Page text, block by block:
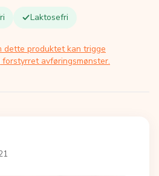
Laktosefri
dette produktet kan trigge
avføringsmønster.